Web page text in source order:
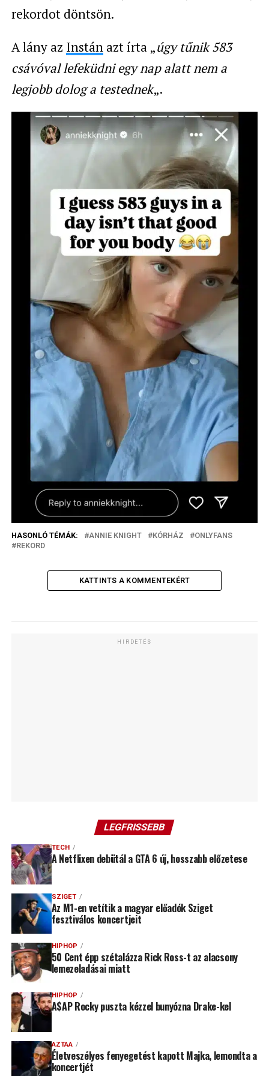
rekordot döntsön.
A lány az Instánazt írta „úgy tűnik 583
csávóval lefeküdni egy nap alatt nem a
legjobb dolog a testednek„.
HASONLÓ TÉMÁK: ANNIE KNIGHT KÓRHÁZ
ONLYFANS
REKORD
KATTINTS A KOMMENTEKÉRT
HIRDETÉS
LEGFRISSEBB
TECH
A Netflixen debütál a GTA 6 új, hosszabb előzetese
SZIGET
Az M1-en vetítik a magyar előadók Sziget
fesztiválos koncertjeit
HIPHOP
50 Cent épp szétalázza Rick Ross-t az alacsony
lemezeladásai miatt
HIPHOP
A$AP Rocky puszta kézzel bunyózna Drake-kel
AZTAA
Életveszélyes fenyegetést kapott Majka, lemondta a
koncertjét